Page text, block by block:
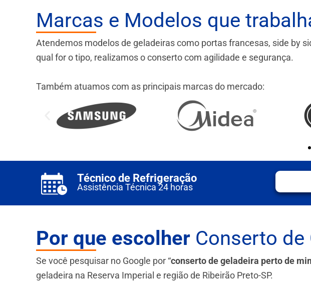
Marcas e Modelos que
Atendemos modelos de geladeiras como portas francesas, side by
qual for o tipo, realizamos o conserto com agilidade e segurança.
Também atuamos com as principais marcas do mercado:
Técnico de Refrigeração
Assistência Técnica 24 horas
Por que escolher Conserto de
Se você pesquisar no Google por “conserto de geladeira perto de
geladeira na Reserva Imperial e região de Ribeirão Preto-SP.